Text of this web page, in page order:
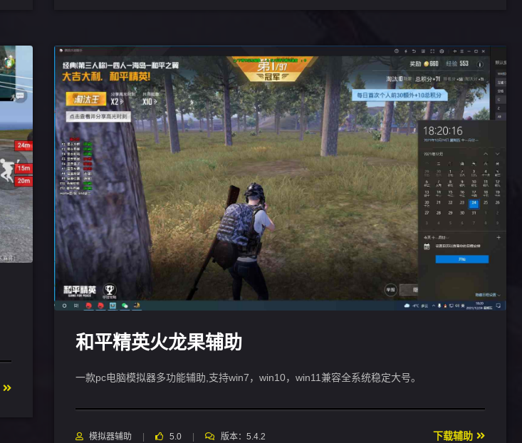
和平精英火龙果辅助
一款pc电脑模拟器多功能辅助,支持win7，win10，win11兼容全系统稳定大号。
模拟器辅助 5.0 版本：5.4.2 下载辅助